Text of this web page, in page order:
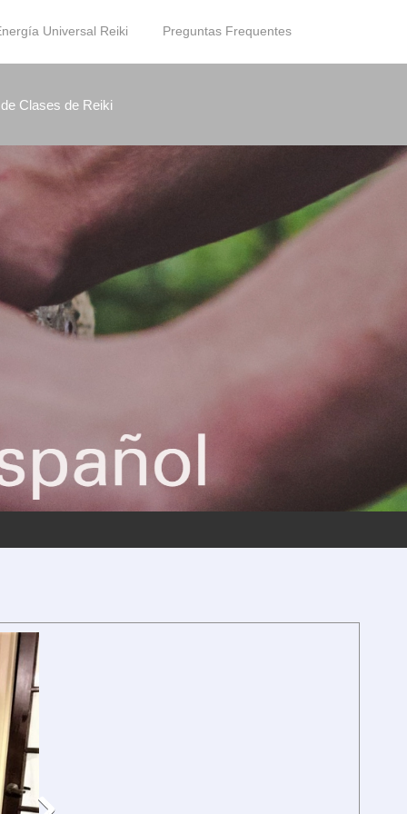
Universal Reiki Preguntas Frequentes
Clases de Reiki